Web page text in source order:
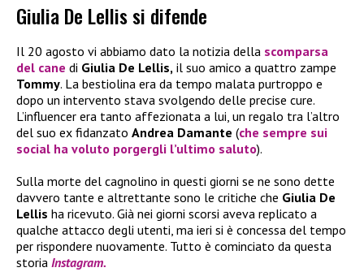
Giulia De Lellis si difende
Il 20 agosto vi abbiamo dato la notizia della scomparsa
del cane di Giulia De Lellis, il suo amico a quattro zampe
Tommy. La bestiolina era da tempo malata purtroppo e
dopo un intervento stava svolgendo delle precise cure.
L’influencer era tanto affezionata a lui, un regalo tra l’altro
del suo ex fidanzato Andrea Damante (che sempre sui
social ha voluto porgergli l’ultimo saluto).
Sulla morte del cagnolino in questi giorni se ne sono dette
davvero tante e altrettante sono le critiche che Giulia De
Lellis ha ricevuto. Già nei giorni scorsi aveva replicato a
qualche attacco degli utenti, ma ieri si è concessa del tempo
per rispondere nuovamente. Tutto è cominciato da questa
storia Instagram.